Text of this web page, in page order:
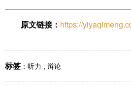
原文链接： https://
标签 ： 听力 , 辩论